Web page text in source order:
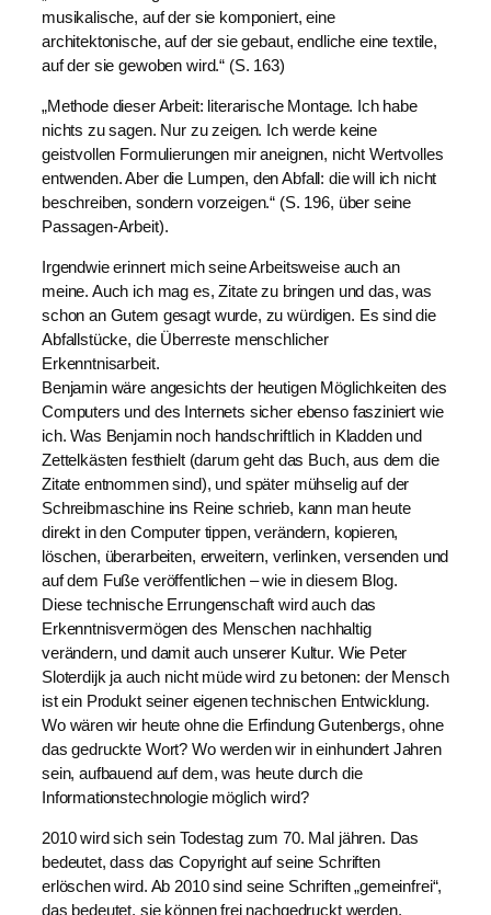
musikalische, auf der sie komponiert, eine
architektonische, auf der sie gebaut, endliche eine textile,
auf der sie gewoben wird.“ (S. 163)
„Methode dieser Arbeit: literarische Montage. Ich habe
nichts zu sagen. Nur zu zeigen. Ich werde keine
geistvollen Formulierungen mir aneignen, nicht Wertvolles
entwenden. Aber die Lumpen, den Abfall: die will ich nicht
beschreiben, sondern vorzeigen.“ (S. 196, über seine
Passagen-Arbeit).
Irgendwie erinnert mich seine Arbeitsweise auch an
meine. Auch ich mag es, Zitate zu bringen und das, was
schon an Gutem gesagt wurde, zu würdigen. Es sind die
Abfallstücke, die Überreste menschlicher
Erkenntnisarbeit.
Benjamin wäre angesichts der heutigen Möglichkeiten des
Computers und des Internets sicher ebenso fasziniert wie
ich. Was Benjamin noch handschriftlich in Kladden und
Zettelkästen festhielt (darum geht das Buch, aus dem die
Zitate entnommen sind), und später mühselig auf der
Schreibmaschine ins Reine schrieb, kann man heute
direkt in den Computer tippen, verändern, kopieren,
löschen, überarbeiten, erweitern, verlinken, versenden und
auf dem Fuße veröffentlichen – wie in diesem Blog.
Diese technische Errungenschaft wird auch das
Erkenntnisvermögen des Menschen nachhaltig
verändern, und damit auch unserer Kultur. Wie Peter
Sloterdijk ja auch nicht müde wird zu betonen: der Mensch
ist ein Produkt seiner eigenen technischen Entwicklung.
Wo wären wir heute ohne die Erfindung Gutenbergs, ohne
das gedruckte Wort? Wo werden wir in einhundert Jahren
sein, aufbauend auf dem, was heute durch die
Informationstechnologie möglich wird?
2010 wird sich sein Todestag zum 70. Mal jähren. Das
bedeutet, dass das Copyright auf seine Schriften
erlöschen wird. Ab 2010 sind seine Schriften „gemeinfrei“,
das bedeutet, sie können frei nachgedruckt werden.